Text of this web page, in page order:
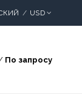
USD
По запросу